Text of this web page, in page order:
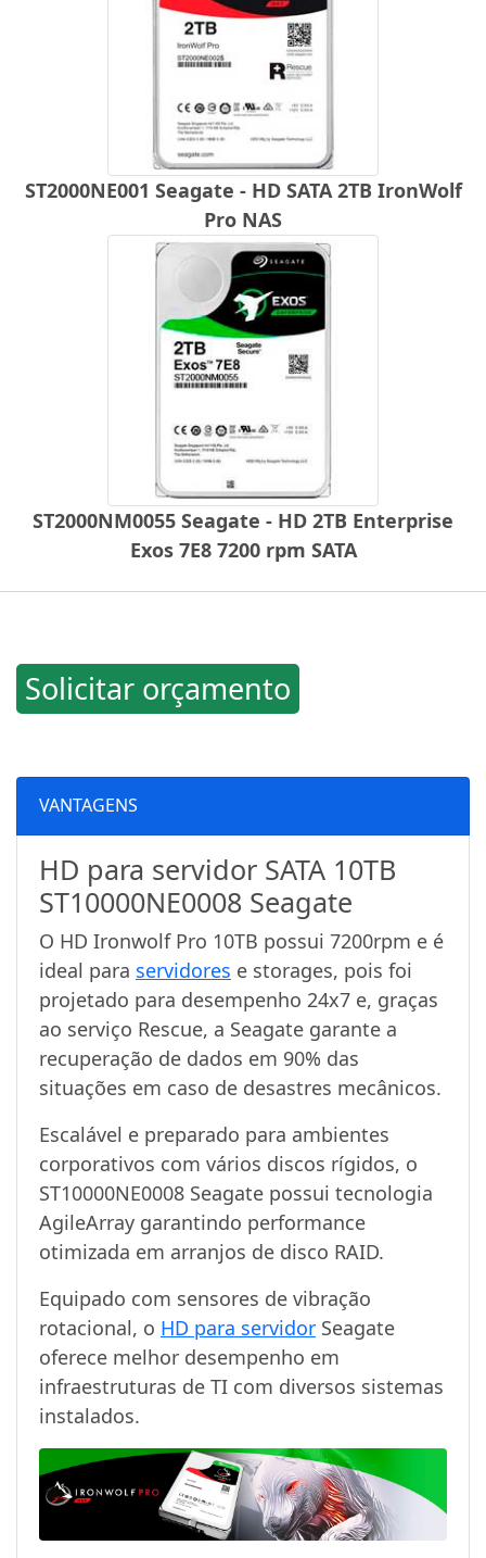
ST2000NE001 Seagate - HD SATA 2TB IronWolf
Pro NAS
ST2000NM0055 Seagate - HD 2TB Enterprise
Exos 7E8 7200 rpm SATA
Solicitar orçamento
VANTAGENS
HD para servidor SATA 10TB
ST10000NE0008 Seagate
O HD Ironwolf Pro 10TB possui 7200rpm e é
ideal para servidores e storages, pois foi
projetado para desempenho 24x7 e, graças
ao serviço Rescue, a Seagate garante a
recuperação de dados em 90% das
situações em caso de desastres mecânicos.
Escalável e preparado para ambientes
corporativos com vários discos rígidos, o
ST10000NE0008 Seagate possui tecnologia
AgileArray garantindo performance
otimizada em arranjos de disco RAID.
Equipado com sensores de vibração
rotacional, o HD para servidor Seagate
oferece melhor desempenho em
infraestruturas de TI com diversos sistemas
instalados.